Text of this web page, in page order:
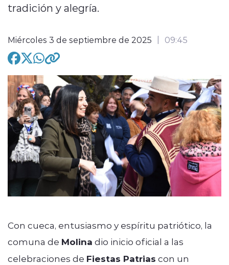
Entrevistas
modo claro
tradición y alegría.
Miércoles 3 de septiembre de 2025 09:45
Con cueca, entusiasmo y espíritu patriótico, la
comuna de Molina dio inicio oficial a las
celebraciones de Fiestas Patrias con un